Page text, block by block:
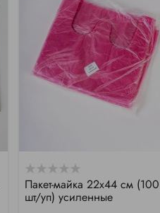
Пакет-майка 22х44 см (100
шт/уп) усиленные